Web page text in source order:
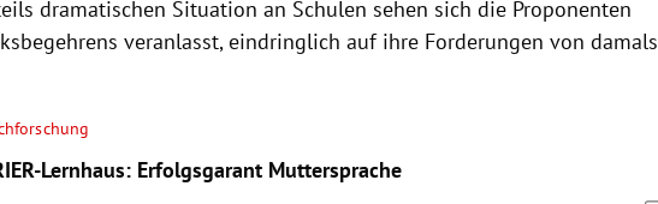
dramatischen Situation an Schulen sehen sich die Proponenten
veranlasst, eindringlich auf ihre Forderungen von damals
Lernhaus: Erfolgsgarant Muttersprache